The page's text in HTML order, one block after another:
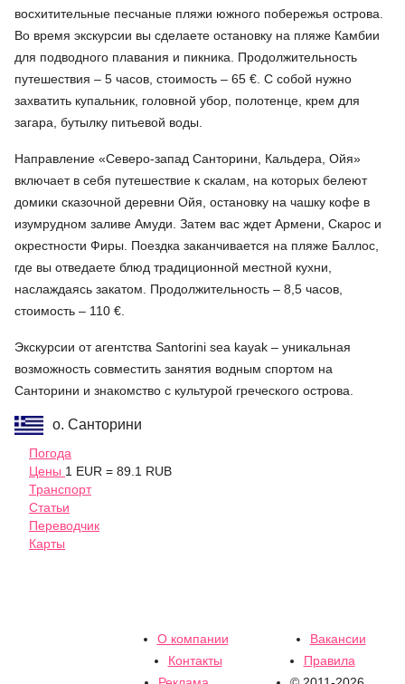
восхитительные песчаные пляжи южного побережья острова.
Во время экскурсии вы сделаете остановку на пляже Камбии
для подводного плавания и пикника. Продолжительность
путешествия – 5 часов, стоимость – 65 €. С собой нужно
захватить купальник, головной убор, полотенце, крем для
загара, бутылку питьевой воды.
Направление «Северо-запад Санторини, Кальдера, Ойя»
включает в себя путешествие к скалам, на которых белеют
домики сказочной деревни Ойя, остановку на чашку кофе в
изумрудном заливе Амуди. Затем вас ждет Армени, Скарос и
окрестности Фиры. Поездка заканчивается на пляже Баллос,
где вы отведаете блюд традиционной местной кухни,
наслаждаясь закатом. Продолжительность – 8,5 часов,
стоимость – 110 €.
Экскурсии от агентства Santorini sea kayak – уникальная
возможность совместить занятия водным спортом на
Санторини и знакомство с культурой греческого острова.
о. Санторини
Погода
Цены 1 EUR = 89.1 RUB
Транспорт
Статьи
Переводчик
Карты
О компании
Вакансии
Контакты
Правила